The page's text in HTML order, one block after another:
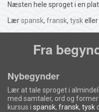
Næsten hele sproget i en
Lærspansk, fransk, tyskeller
Fra
Nybegynder
Lær at tale sproget i
med samtaler, ord og
kursus i spansk, fransk, tysk